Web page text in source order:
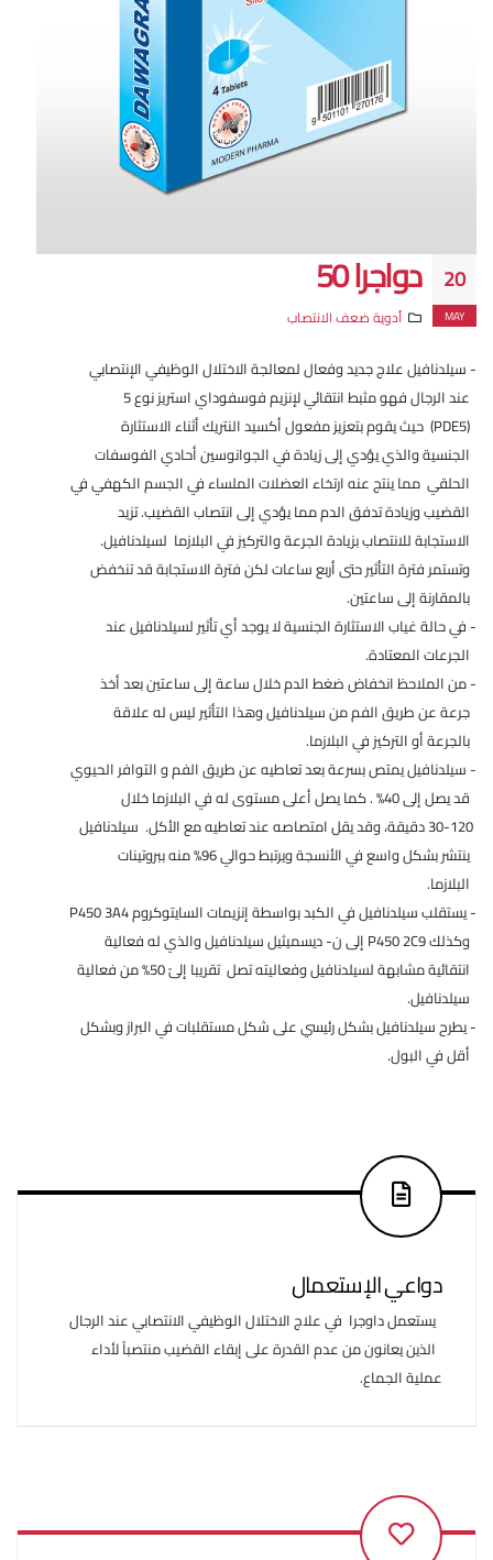
20
MAY
دواجرا 50
أدوية ضعف الانتصاب
- سيلدنافيل علاج جديد وفعال لمعالجة الاختلال الوظيفي الإنتصابي
عند الرجال فهو مثبط انتقائي لإنزيم فوسفوداي استريز نوع 5
(PDE5) حيث يقوم بتعزيز مفعول أكسيد النتريك أثناء الاستثارة
الجنسية والذي يؤدي إلى زيادة في الجوانوسين أحادي الفوسفات
الحلقي مما ينتج عنه ارتخاء العضلات الملساء في الجسم الكهفي في
القضيب وزيادة تدفق الدم مما يؤدي إلى انتصاب القضيب. تزيد
الاستجابة للانتصاب بزيادة الجرعة والتركيز في البلازما لسيلدنافيل.
وتستمر فترة التأثير حتى أربع ساعات لكن فترة الاستجابة قد تنخفض
بالمقارنة إلى ساعتين.
- في حالة غياب الاستثارة الجنسية لا يوجد أي تأثير لسيلدنافيل عند
الجرعات المعتادة.
- من الملاحظ انخفاض ضغط الدم خلال ساعة إلى ساعتين بعد أخذ
جرعة عن طريق الفم من سيلدنافيل وهذا التأثير ليس له علاقة
بالجرعة أو التركيز في البلازما.
- سيلدنافيل يمتص بسرعة بعد تعاطيه عن طريق الفم و التوافر الحيوي
قد يصل إلى 40% . كما يصل أعلى مستوى له في البلازما خلال
ينتشر بشكل واسع في الأنسجة ويرتبط حوالي 96% منه ببروتينات
البلازما.
- يستقلب سيلدنافيل في الكبد بواسطة إنزيمات السايتوكروم P450 3A4
وكذلك P450 2C9 إلى ن- ديسميثيل سيلدنافيل والذي له فعالية
انتقائية مشابهة لسيلدنافيل وفعاليته تصل تقريبا إلىً 50% من فعالية
سيلدنافيل.
- يطرح سيلدنافيل بشكل رئيسي على شكل مستقلبات في البراز وبشكل
أقل في البول.
دواعي الإستعمال
يستعمل داوجرا في علاج الاختلال الوظيفي الانتصابي عند الرجال
الذين يعانون من عدم القدرة على إبقاء القضيب منتصباً لأداء
عملية الجماع.